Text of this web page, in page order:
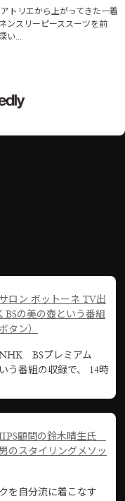
トリエから上がってきた一着
ンスリーピーススーツを前
い...
ロン ボットーネ TV出
の美の壺という番組
タン）
NHK BSプレミアム
う番組の収録で、 14時
顧問の鈴木晴生氏
のスタイリングメソッ
を自分流に着こなす